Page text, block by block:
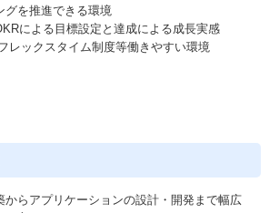
グを推進できる環境
による目標設定と達成による成長実感
レックスタイム制度等働きやすい環境
からアプリケーションの設計・開発まで幅広